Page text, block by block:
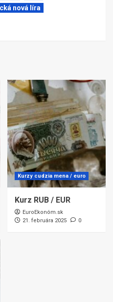
nová líra
Kurzy cudzia mena / euro
Kurz RUB / EUR
EuroEkonóm.sk
21. februára 2025
0